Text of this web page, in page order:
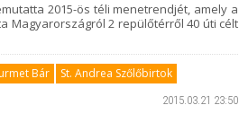
2015-ös téli menetrendjét, amely a
Magyarországról 2 repülőtérről 40 úti célt
Bár St. Andrea Szőlőbirtok
2015.03.21 23:50